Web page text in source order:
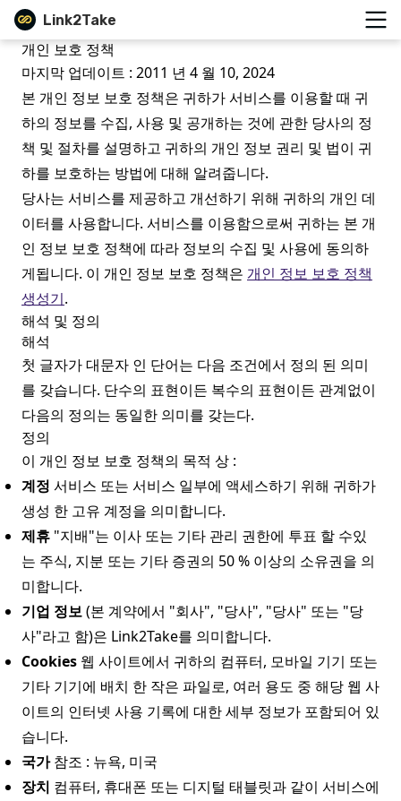
Link2Take
개인 보호 정책
마지막 업데이트 : 2011 년 4 월 10, 2024
본 개인 정보 보호 정책은 귀하가 서비스를 이용할 때 귀
하의 정보를 수집, 사용 및 공개하는 것에 관한 당사의 정
책 및 절차를 설명하고 귀하의 개인 정보 권리 및 법이 귀
하를 보호하는 방법에 대해 알려줍니다.
당사는 서비스를 제공하고 개선하기 위해 귀하의 개인 데
이터를 사용합니다. 서비스를 이용함으로써 귀하는 본 개
인 정보 보호 정책에 따라 정보의 수집 및 사용에 동의하
게됩니다. 이 개인 정보 보호 정책은 개인 정보 보호 정책
생성기.
해석 및 정의
해석
첫 글자가 대문자 인 단어는 다음 조건에서 정의 된 의미
를 갖습니다. 단수의 표현이든 복수의 표현이든 관계없이
다음의 정의는 동일한 의미를 갖는다.
정의
이 개인 정보 보호 정책의 목적 상 :
계정 서비스 또는 서비스 일부에 액세스하기 위해 귀하가
생성 한 고유 계정을 의미합니다.
제휴 "지배"는 이사 또는 기타 관리 권한에 투표 할 수있
는 주식, 지분 또는 기타 증권의 50 % 이상의 소유권을 의
미합니다.
기업 정보(본 계약에서 "회사", "당사", "당사" 또는 "당
사"라고 함)은 Link2Take를 의미합니다.
Cookies 웹 사이트에서 귀하의 컴퓨터, 모바일 기기 또는
기타 기기에 배치 한 작은 파일로, 여러 용도 중 해당 웹 사
이트의 인터넷 사용 기록에 대한 세부 정보가 포함되어 있
습니다.
국가참조 : 뉴욕, 미국
장치 컴퓨터, 휴대폰 또는 디지털 태블릿과 같이 서비스에